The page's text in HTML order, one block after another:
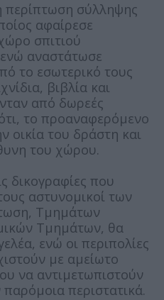
περίπτωση σύλληψης
αφαίρεσε
σπιτιού
αναστάτωσε
το εσωτερικό τους
βιβλία και
από δωρεές
το προαναφερόμενο
οικία του δράστη και
του χώρου.
δικογραφίες που
αστυνομικοί των
Τμημάτων
Τμημάτων, θα
ενώ οι περιπολίες
με αμείωτο
να αντιμετωπιστούν
περιστατικά.